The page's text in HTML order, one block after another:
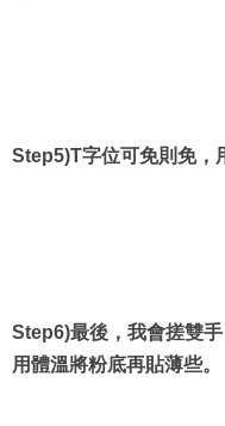
用體溫將粉底再貼薄些。